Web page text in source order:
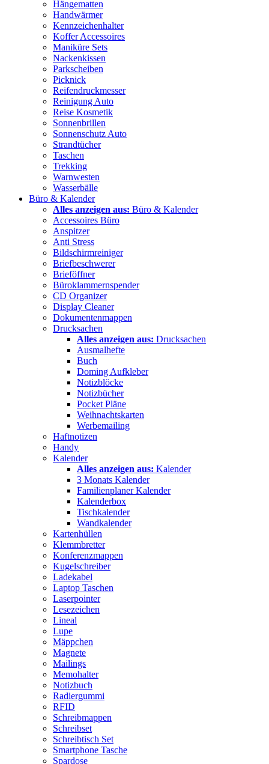
Hängematten
Handwärmer
Kennzeichenhalter
Koffer Accessoires
Maniküre Sets
Nackenkissen
Parkscheiben
Picknick
Reifendruckmesser
Reinigung Auto
Reise Kosmetik
Sonnenbrillen
Sonnenschutz Auto
Strandtücher
Taschen
Trekking
Warnwesten
Wasserbälle
Büro & Kalender
Alles anzeigen aus: Büro & Kalender
Accessoires Büro
Anspitzer
Anti Stress
Bildschirmreiniger
Briefbeschwerer
Brieföffner
Büroklammernspender
CD Organizer
Display Cleaner
Dokumentenmappen
Drucksachen
Alles anzeigen aus: Drucksachen
Ausmalhefte
Buch
Doming Aufkleber
Notizblöcke
Notizbücher
Pocket Pläne
Weihnachtskarten
Werbemailing
Haftnotizen
Handy
Kalender
Alles anzeigen aus: Kalender
3 Monats Kalender
Familienplaner Kalender
Kalenderbox
Tischkalender
Wandkalender
Kartenhüllen
Klemmbretter
Konferenzmappen
Kugelschreiber
Ladekabel
Laptop Taschen
Laserpointer
Lesezeichen
Lineal
Lupe
Mäppchen
Magnete
Mailings
Memohalter
Notizbuch
Radiergummi
RFID
Schreibmappen
Schreibset
Schreibtisch Set
Smartphone Tasche
Spardose